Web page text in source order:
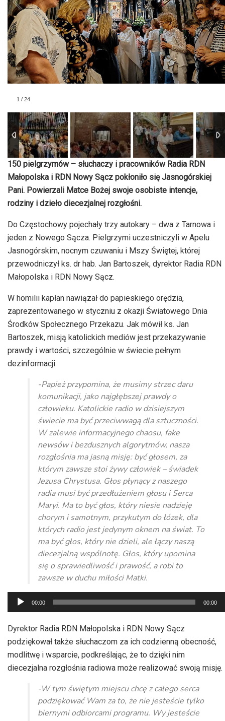
1 / 24
150 pielgrzymów – słuchaczy i pracowników Radia RDN
Małopolska i RDN Nowy Sącz pokłoniło się Jasnogórskiej
Pani. Powierzali Matce Bożej swoje osobiste intencje,
rodziny i dzieło diecezjalnej rozgłośni.
Do Częstochowy pojechały trzy autokary – dwa z Tarnowa i
jeden z Nowego Sącza. Pielgrzymi uczestniczyli w Apelu
Jasnogórskim, nocnym czuwaniu i Mszy Świętej, której
przewodniczył ks. dr hab. Jan Bartoszek, dyrektor Radia RDN
Małopolska i RDN Nowy Sącz.
W homilii kapłan nawiązał do papieskiego orędzia,
zaprezentowanego w styczniu z okazji Światowego Dnia
Środków Społecznego Przekazu. Jak mówił ks. Jan
Bartoszek, misją katolickich mediów jest przekazywanie
prawdy i wartości, szczególnie w świecie pełnym
dezinformacji.
-Papież przypomina, że musimy strzec daru
komunikacji, jako najgłębszej prawdy o
człowieku. Katolickie radio w dzisiejszym
świecie ma być przeciwwagą dla sztuczności.
W zalewie informacyjnego chaosu, fake
newsów i bezdusznych algorytmów, nasza
rozgłośnia ma jasną misję: być głosem, za
którym zawsze stoi żywy człowiek – świadek
Jezusa Chrystusa. Głos płynący z naszego
radia musi być przedłużeniem głosu i Serca
Maryi. Ma to być głos, który niesie nadzieję
chorym i samotnym, przykutym do łózek, dla
których radio jest jedynym oknem na świat. To
ma być głos, który nie dzieli, ale łączy naszą
diecezjalną wspólnotę. Głos, który upomina
się o sprawiedliwość i prawość, a robi to
zawsze w duchu miłości Matki.
Odtwarzacz
plików
dźwiękowych
00:00 00:00
Dyrektor Radia RDN Małopolska i RDN Nowy Sącz
podziękował także słuchaczom za ich codzienną obecność,
modlitwę i wsparcie, podkreślając, że to dzięki nim
diecezjalna rozgłośnia radiowa może realizować swoją misję.
-W tym świętym miejscu chcę z całego serca
podziękować Wam za to, że nie jesteście tylko
biernymi odbiorcami programu. Wy jesteście